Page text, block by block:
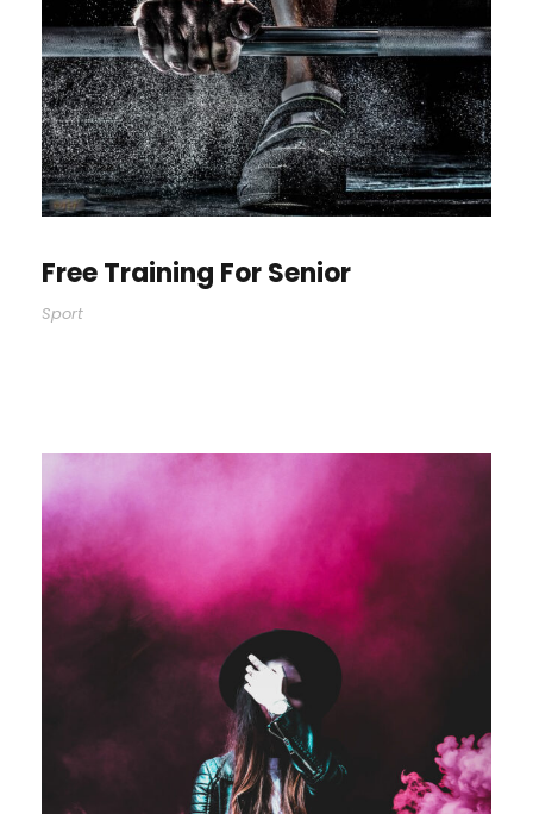
Free Training For Senior
Sport